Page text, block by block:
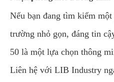
Nếu bạn đang tìm kiếm
trường nhỏ gọn, đáng tin
50 là một lựa chọn thông
Liên hệ với LIB Industry